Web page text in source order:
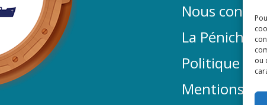
ou
Nous
La Péniche
Politique de
Mentions